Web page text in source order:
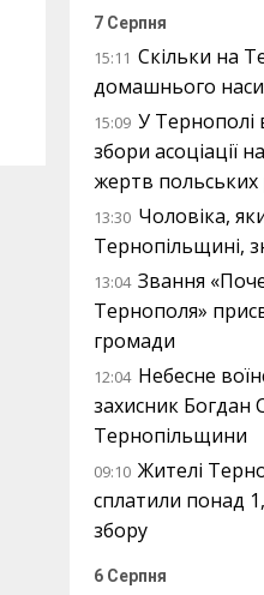
7 Серпня
15:11 Скільки на
домашнього
15:09 У Тернополі
збори асоціації
жертв польських
13:30 Чоловіка,
Тернопільщині,
13:04 Звання
Тернополя»
громади
12:04 Небесне
захисник Богдан
Тернопільщини
09:10 Жителі
сплатили понад
збору
6 Серпня